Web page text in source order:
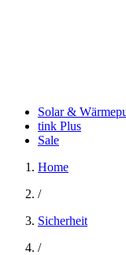
Solar &
tink Plus
Sale
Home
/
Sicherheit
/